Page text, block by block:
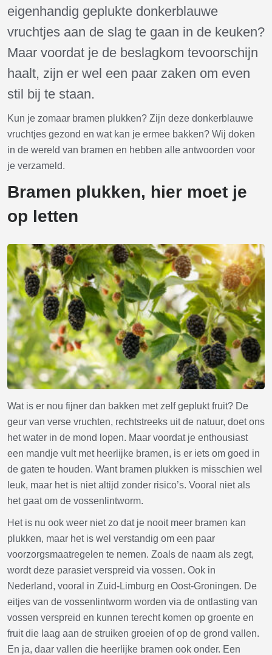
eigenhandig geplukte donkerblauwe
vruchtjes aan de slag te gaan in de keuken?
Maar voordat je de beslagkom tevoorschijn
haalt, zijn er wel een paar zaken om even
stil bij te staan.
Kun je zomaar bramen plukken? Zijn deze donkerblauwe
vruchtjes gezond en wat kan je ermee bakken? Wij doken
in de wereld van bramen en hebben alle antwoorden voor
je verzameld.
Bramen plukken, hier moet je
op letten
Wat is er nou fijner dan bakken met zelf geplukt fruit? De
geur van verse vruchten, rechtstreeks uit de natuur, doet ons
het water in de mond lopen. Maar voordat je enthousiast
een mandje vult met heerlijke bramen, is er iets om goed in
de gaten te houden. Want bramen plukken is misschien wel
leuk, maar het is niet altijd zonder risico’s. Vooral niet als
het gaat om de vossenlintworm.
Het is nu ook weer niet zo dat je nooit meer bramen kan
plukken, maar het is wel verstandig om een paar
voorzorgsmaatregelen te nemen. Zoals de naam als zegt,
wordt deze parasiet verspreid via vossen. Ook in
Nederland, vooral in Zuid-Limburg en Oost-Groningen. De
eitjes van de vossenlintworm worden via de ontlasting van
vossen verspreid en kunnen terecht komen op groente en
fruit die laag aan de struiken groeien of op de grond vallen.
En ja, daar vallen die heerlijke bramen ook onder. Een